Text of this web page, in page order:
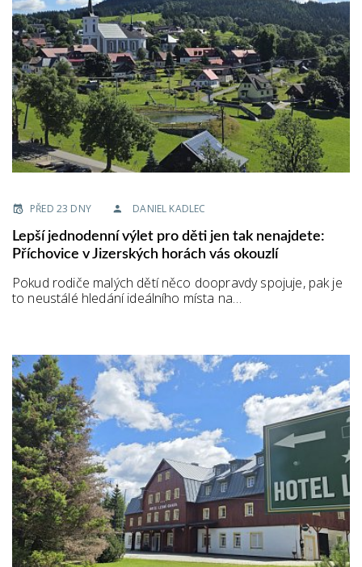
PŘED 23 DNY DANIEL KADLEC
Lepší jednodenní výlet pro děti jen tak nenajdete:
Příchovice v Jizerských horách vás okouzlí
Pokud rodiče malých dětí něco doopravdy spojuje, pak je
to neustálé hledání ideálního místa na…